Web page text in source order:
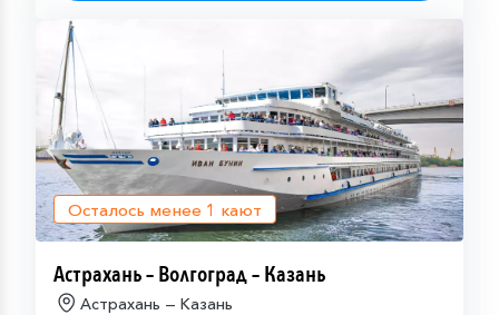
Осталось менее 1 кают
Астрахань – Волгоград – Казань
Астрахань — Казань